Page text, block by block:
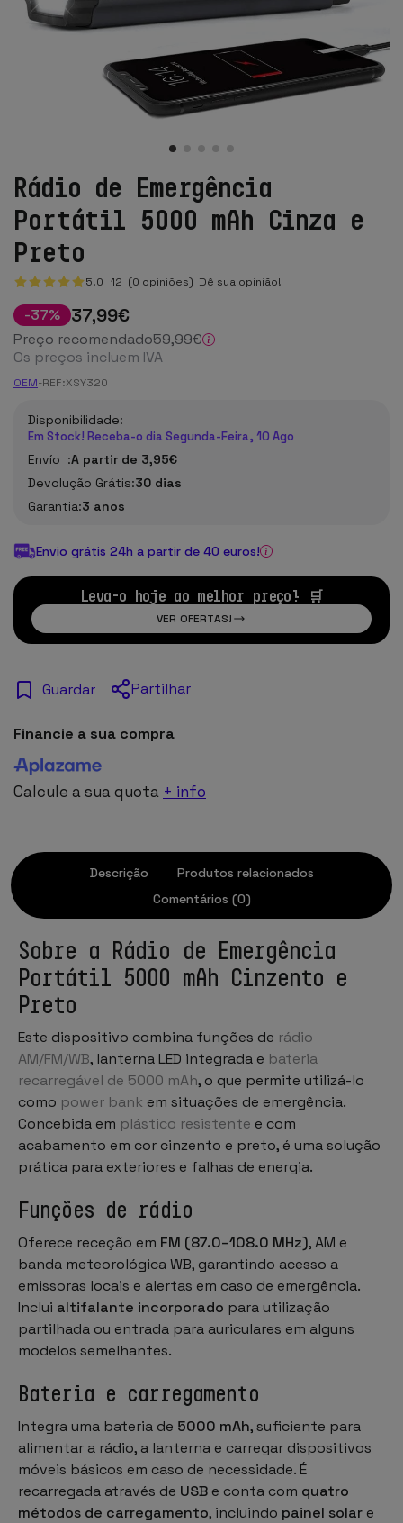
Rádio de Emergência
Portátil 5000 mAh Cinza e
Preto
5.0 12 (0 opiniões) Dê sua opinião!
-37% 37,99€
Preço recomendado59,99€
Os preços incluem IVA
OEM-REF:XSY320
Disponibilidade:
Em Stock! Receba-o dia Segunda-Feira, 10 Ago
Envío :A partir de 3,95€
Devolução Grátis:30 dias
Garantia:3 anos
Envio grátis 24h a partir de 40 euros!
Leva-o hoje ao melhor preço! 🛒
VER OFERTAS!
Guardar Partilhar
Financie a sua compra
Calcule a sua quota + info
Descrição
Produtos relacionados
Comentários (0)
Sobre a Rádio de Emergência
Portátil 5000 mAh Cinzento e
Preto
Este dispositivo combina funções de rádio
AM/FM/WB, lanterna LED integrada e bateria
recarregável de 5000 mAh, o que permite utilizá-lo
como power bank em situações de emergência.
Concebida em plástico resistente e com
acabamento em cor cinzento e preto, é uma solução
prática para exteriores e falhas de energia.
Funções de rádio
Oferece receção em FM (87.0–108.0 MHz), AM e
banda meteorológica WB, garantindo acesso a
emissoras locais e alertas em caso de emergência.
Inclui altifalante incorporado para utilização
partilhada ou entrada para auriculares em alguns
modelos semelhantes.
Bateria e carregamento
Integra uma bateria de 5000 mAh, suficiente para
alimentar a rádio, a lanterna e carregar dispositivos
móveis básicos em caso de necessidade. É
recarregada através de USB e conta com quatro
métodos de carregamento, incluindo painel solar e